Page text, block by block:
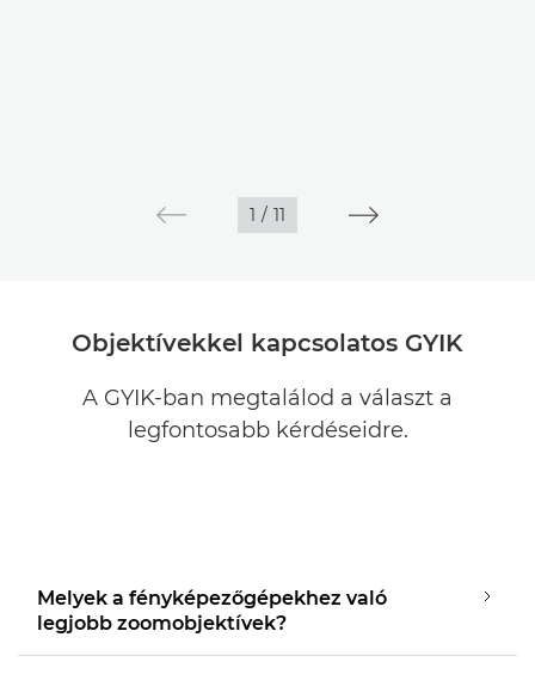
1 / 11
Objektívekkel kapcsolatos GYIK
A GYIK-ban megtalálod a választ a
legfontosabb kérdéseidre.
Melyek a fényképezőgépekhez való
legjobb zoomobjektívek?